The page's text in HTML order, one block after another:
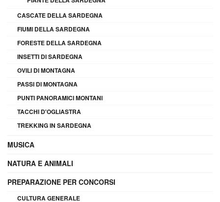
CASCATE DELLA SARDEGNA
FIUMI DELLA SARDEGNA
FORESTE DELLA SARDEGNA
INSETTI DI SARDEGNA
OVILI DI MONTAGNA
PASSI DI MONTAGNA
PUNTI PANORAMICI MONTANI
TACCHI D'OGLIASTRA
TREKKING IN SARDEGNA
MUSICA
NATURA E ANIMALI
PREPARAZIONE PER CONCORSI
CULTURA GENERALE